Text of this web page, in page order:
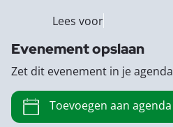
Lees voor
Evenement opslaan
Zet dit evenement in je agenda
Toevoegen aan agenda